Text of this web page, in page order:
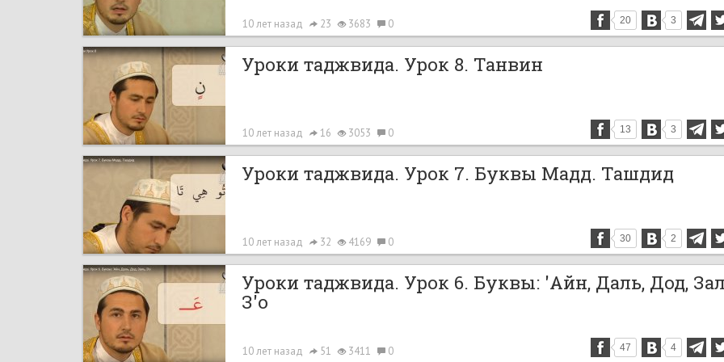
10 лет назад 23 3683 0 20 3
Уроки таджвида. Урок 8. Танвин
10 лет назад 16 3053 0 13 3
Уроки таджвида. Урок 7. Буквы Мадд. Ташдид
10 лет назад 32 4169 0 30 2
Уроки таджвида. Урок 6. Буквы: 'Айн, Даль, Дод,
З'о
10 лет назад 51 3411 0 47 4